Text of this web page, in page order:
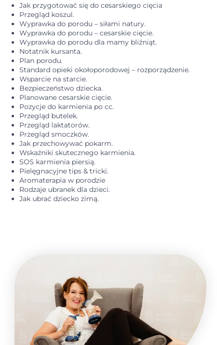
Jak przygotować się do cesarskiego cięcia
Przegląd koszul.
Wyprawka do porodu – siłami natury.
Wyprawka do porodu – cesarskie cięcie.
Wyprawka do porodu dla mamy bliźniąt.
Notatnik kursanta.
Plan porodu.
Standard opieki okołoporodowej – rozporządzenie.
Wsparcie na starcie.
Bezpieczeństwo dziecka.
Planowane cesarskie cięcie.
Pozycje do karmienia po cc.
Przegląd butelek.
Przegląd laktatorów.
Przegląd smoczków.
Jak przechowywać pokarm.
Wskaźniki skutecznego karmienia.
SOS karmienia piersią.
Pielęgnacyjne tips & tricki.
Aromaterapia w porodzie
Rodzaje ubranek dla dzieci.
Jak ubrać dziecko zimą.